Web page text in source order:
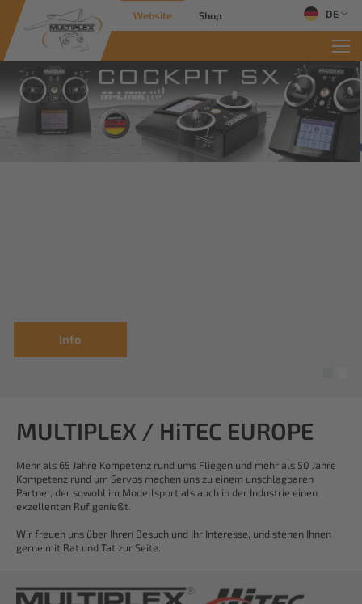
Website Shop DE
Info
MULTIPLEX / HiTEC EUROPE
Mehr als 65 Jahre Kompetenz rund ums Fliegen und mehr als 50 Jahre
Kompetenz rund um Servos machen uns zu einem unschlagbaren
Partner, der sowohl im Modellsport als auch in der Industrie einen
exzellenten Ruf genießt.
Wir freuen uns über Ihren Besuch und Ihr Interesse, und stehen Ihnen
gerne mit Rat und Tat zur Seite.